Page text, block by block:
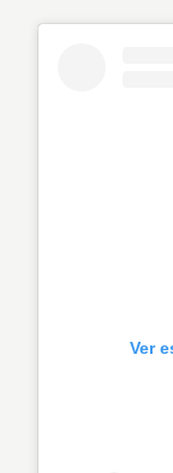
Ver